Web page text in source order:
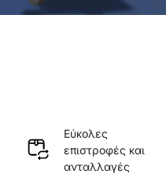
Εύκολες
επιστροφές και
ανταλλαγές